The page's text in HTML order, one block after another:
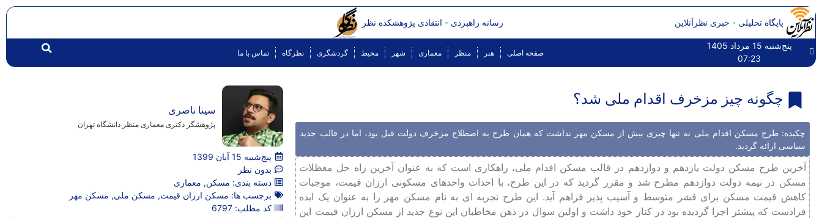
پایگاه تحلیلی - خبری نظرآنلاین رسانه راهبردی - انتقادی پژوهشکده نظر
پنج‌شنبه 15 مرداد 1405
07:23
صفحه اصلی هنر منظر معماری شهر محیط گردشگری نظرگاه تماس با ما
چگونه چیز مزخرف اقدام ملی شد؟
چکیده: طرح مسکن اقدام ملی نه تنها چیزی بیش از مسکن مهر نداشت که همان طرح به اصطلاح مزخرف دولت قبل بود، اما در قالب جدید
سیاسی ارائه گردید.
آخرین طرح مسکن دولت یازدهم و دوازدهم در قالب مسکن اقدام ملی، راهکاری است که به عنوان آخرین راه حل معظلات
مسکن در نیمه دولت دوازدهم مطرح شد و مقرر گردید که در این طرح، با احداث واحدهای مسکونی ارزان قیمت، موجبات
کاهش قیمت مسکن برای قشر متوسط و آسیب ‌پذیر فراهم آید. این طرح تجربه‌ ای به ‌نام مسکن مهر را به عنوان یک ایده
فرادست که پیشتر اجرا گردیده بود در کنار خود داشت و اولین سوال در ذهن مخاطبان این نوع جدید از مسکن ارزان قیمت این
سینا ناصری
پژوهشگر دکتری معماری منظر دانشگاه تهران
پنج‌شنبه 15 آبان 1399
بدون نظر
دسته بندی: مسکن, معماری
برچسب ها: مسکن ارزان قیمت, مسکن ملی, مسکن مهر
کد مطلب: 6797